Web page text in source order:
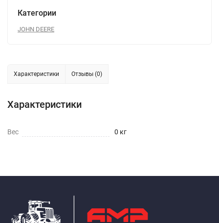
Категории
JOHN DEERE
Характеристики Отзывы (0)
Характеристики
Вес 0 кг